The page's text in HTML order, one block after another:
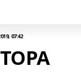
07:42